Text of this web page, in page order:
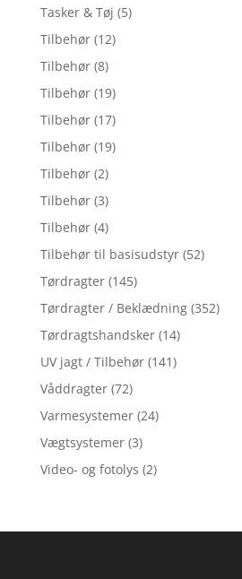
Tasker & Tøj (5)
Tilbehør (12)
Tilbehør (8)
Tilbehør (19)
Tilbehør (17)
Tilbehør (19)
Tilbehør (2)
Tilbehør (3)
Tilbehør (4)
Tilbehør til basisudstyr (52)
Tørdragter (145)
Tørdragter / Beklædning (352)
Tørdragtshandsker (14)
UV jagt / Tilbehør (141)
Våddragter (72)
Varmesystemer (24)
Vægtsystemer (3)
Video- og fotolys (2)